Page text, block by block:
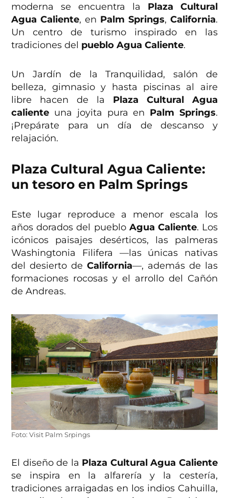
moderna se encuentra la Plaza Cultural
Agua Caliente, en Palm Springs, California.
Un centro de turismo inspirado en las
tradiciones del pueblo Agua Caliente.
Un Jardín de la Tranquilidad, salón de
belleza, gimnasio y hasta piscinas al aire
libre hacen de la Plaza Cultural Agua
caliente una joyita pura en Palm Springs.
¡Prepárate para un día de descanso y
relajación.
Plaza Cultural Agua Caliente:
un tesoro en Palm Springs
Este lugar reproduce a menor escala los
años dorados del pueblo Agua Caliente. Los
icónicos paisajes desérticos, las palmeras
Washingtonia Filifera —las únicas nativas
del desierto de California—, además de las
formaciones rocosas y el arrollo del Cañón
de Andreas.
Foto: Visit Palm Srpings
El diseño de la Plaza Cultural Agua Caliente
se inspira en la alfarería y la cestería,
tradiciones arraigadas en los indios Cahuilla,